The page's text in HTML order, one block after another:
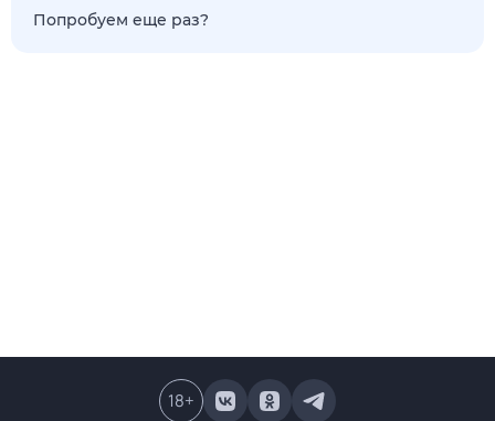
Попробуем еще раз?
18+